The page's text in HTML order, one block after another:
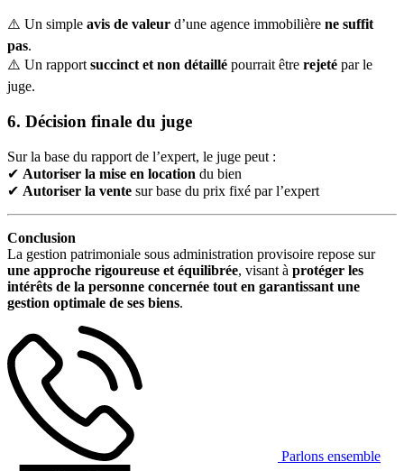
⚠️ Un simple avis de valeur d’une agence immobilière ne suffit
pas.
⚠️ Un rapport succinct et non détaillé pourrait être rejeté par le
juge.
6. Décision finale du juge
Sur la base du rapport de l’expert, le juge peut :
✔ Autoriser la mise en location du bien
✔ Autoriser la vente sur base du prix fixé par l’expert
Conclusion
La gestion patrimoniale sous administration provisoire repose sur
une approche rigoureuse et équilibrée, visant à protéger les
intérêts de la personne concernée tout en garantissant une
gestion optimale de ses biens.
Parlons ensemble